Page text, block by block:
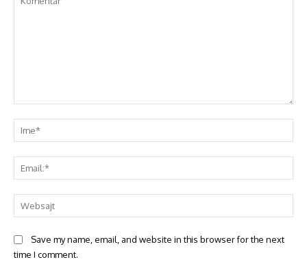
Save my name, email, and website in this browser for the next
time I comment.